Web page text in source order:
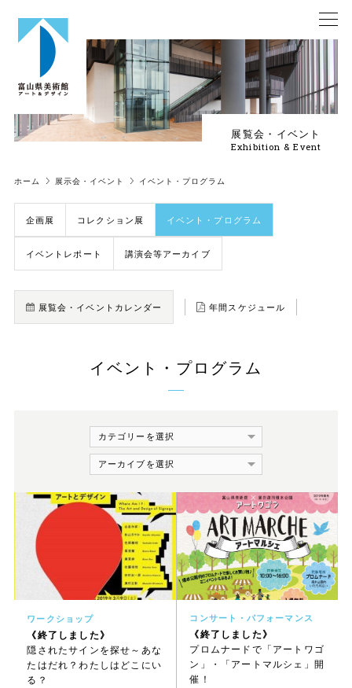
展覧会・イベント
Exhibition & Event
ホーム 展示会・イベント イベント・プログラム
企画展 コレクション展 イベント・プログラム
イベントレポート 講演会等アーカイブ
展覧会・イベントカレンダー 年間スケジュール
イベント・プログラム
ワークショップ
《終了しました》
隠されたサインを探せ～あな
たはだれ？わたしはどこにい
る？
コンサート・パフォーマンス
《終了しました》
プロムナードで「アートワゴ
ン」・「アートマルシェ」開
催！